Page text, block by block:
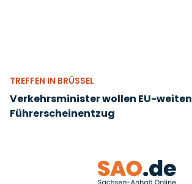
TREFFEN IN BRÜSSEL
Verkehrsminister wollen EU-weiten
Führerscheinentzug